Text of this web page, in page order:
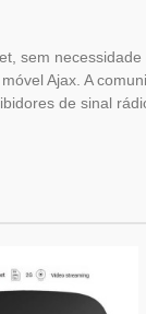
sem
Ajax. A
de sinal